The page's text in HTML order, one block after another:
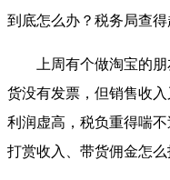
到底怎么办？税务局查得
上周有个做淘宝的
货没有发票，但销售收
利润虚高，税负重得喘
打赏收入、带货佣金怎么